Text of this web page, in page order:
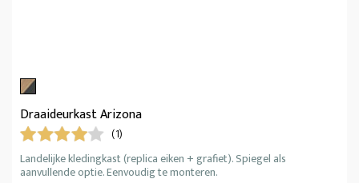
Draaideurkast Arizona
(1)
Landelijke kledingkast (replica eiken + grafiet). Spiegel als
aanvullende optie. Eenvoudig te monteren.